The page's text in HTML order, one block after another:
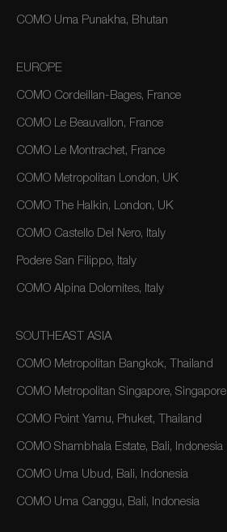
COMO Uma Punakha, Bhutan
EUROPE
COMO Cordeillan-Bages, France
COMO Le Beauvallon, France
COMO Le Montrachet, France
COMO Metropolitan London, UK
COMO The Halkin, London, UK
COMO Castello Del Nero, Italy
Podere San Filippo, Italy
COMO Alpina Dolomites, Italy
SOUTHEAST ASIA
COMO Metropolitan Bangkok, Thailand
COMO Metropolitan Singapore, Singapore
COMO Point Yamu, Phuket, Thailand
COMO Shambhala Estate, Bali, Indonesia
COMO Uma Ubud, Bali, Indonesia
COMO Uma Canggu, Bali, Indonesia